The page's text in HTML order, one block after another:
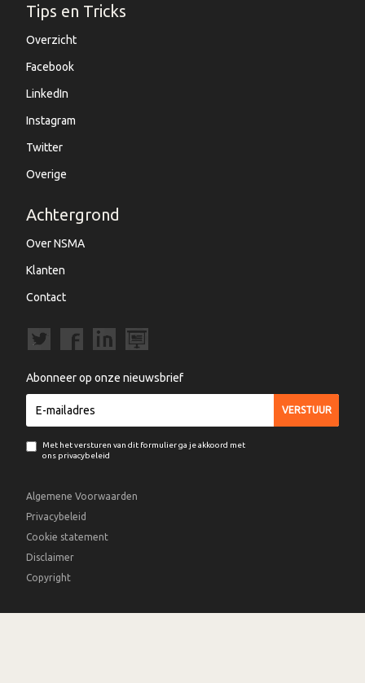
Tips en Tricks
Overzicht
Facebook
LinkedIn
Instagram
Twitter
Overige
Achtergrond
Over NSMA
Klanten
Contact
Abonneer op onze nieuwsbrief
Met het versturen van dit formulier ga je akkoord met
ons privacybeleid
Algemene Voorwaarden
Privacybeleid
Cookie statement
Disclaimer
Copyright